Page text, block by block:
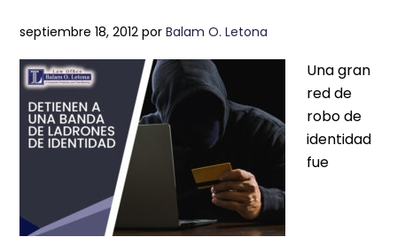
septiembre 18, 2012 porBalam O. Letona
Una gran
red de
robo de
identidad
fue